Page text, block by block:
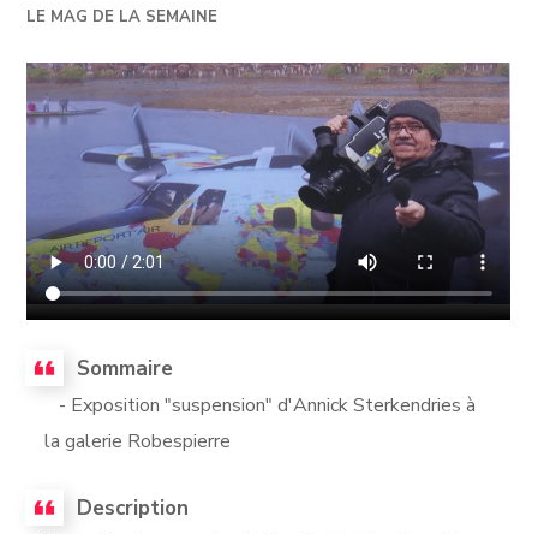
LE MAG DE LA SEMAINE
Sommaire
- Exposition "suspension" d'Annick Sterkendries à
la galerie Robespierre
Description